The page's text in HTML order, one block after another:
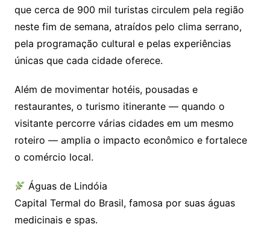
que cerca de 900 mil turistas circulem pela região
neste fim de semana, atraídos pelo clima serrano,
pela programação cultural e pelas experiências
únicas que cada cidade oferece.
Além de movimentar hotéis, pousadas e
restaurantes, o turismo itinerante — quando o
visitante percorre várias cidades em um mesmo
roteiro — amplia o impacto econômico e fortalece
o comércio local.
Águas de Lindóia
Capital Termal do Brasil, famosa por suas águas
medicinais e spas.